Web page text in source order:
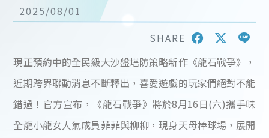
2025/08/01
SHARE
現正預約中的全民級大沙盤塔防策略新作《龍石戰爭》，
近期跨界聯動消息不斷釋出，喜愛遊戲的玩家們絕對不能
錯過！官方宣布，《龍石戰爭》將於8月16日(六)攜手味
全龍小龍女人氣成員菲菲與柳柳，現身天母棒球場，展開